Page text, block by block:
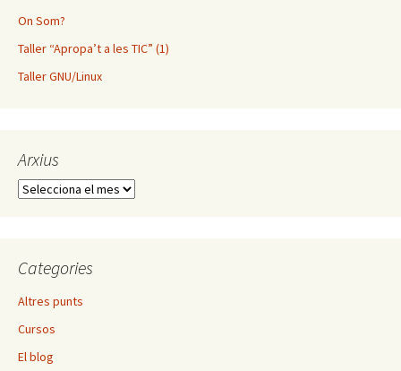
On Som?
Taller “Apropa’t a les TIC” (1)
Taller GNU/Linux
Arxius
Arxius
Categories
Altres punts
Cursos
El blog